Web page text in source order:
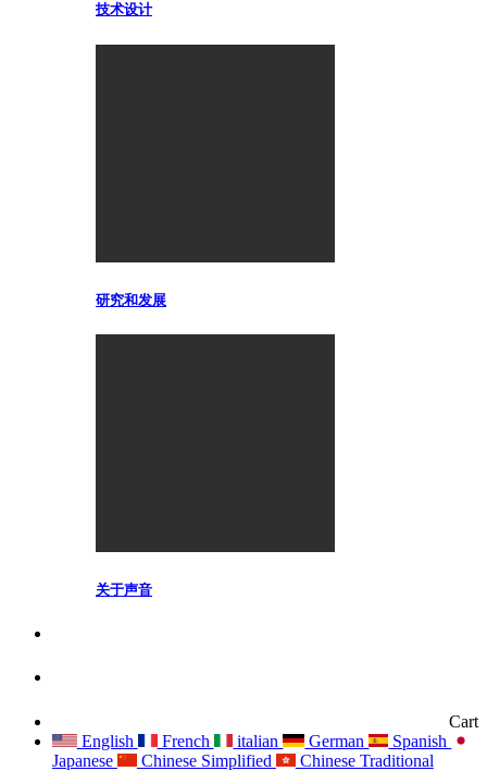
技术设计
研究和发展
关于声音
Cart
English
French italian German
Spanish
Japanese
Chinese Simplified Chinese Traditional